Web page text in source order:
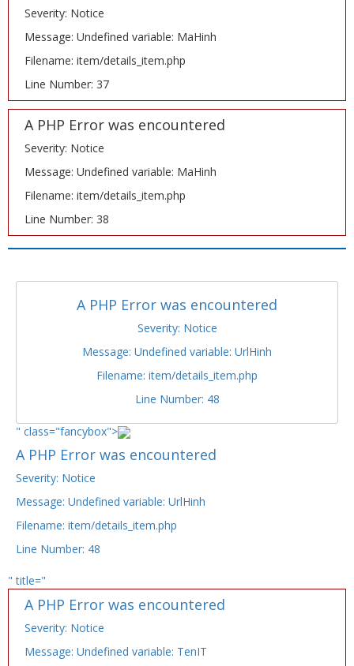
Severity: Notice
Message: Undefined variable: MaHinh
Filename: item/details_item.php
Line Number: 37
A PHP Error was encountered
Severity: Notice
Message: Undefined variable: MaHinh
Filename: item/details_item.php
Line Number: 38
A PHP Error was encountered
Severity: Notice
Message: Undefined variable: UrlHinh
Filename: item/details_item.php
Line Number: 48
" class="fancybox">
A PHP Error was encountered
Severity: Notice
Message: Undefined variable: UrlHinh
Filename: item/details_item.php
Line Number: 48
" title="
A PHP Error was encountered
Severity: Notice
Message: Undefined variable: TenIT